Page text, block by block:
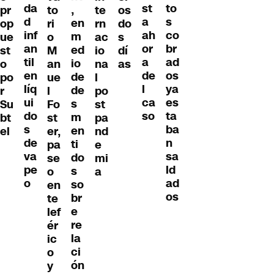
pr
op
ue
st
o
po
r
Su
bt
el
da
d
inf
an
til
en
líq
ui
do
s
de
va
pe
o
to
ri
o
M
an
ue
l
Fo
st
er,
pa
se
o
en
te
lef
ér
ic
o
y
,
en
m
ed
io
de
de
s
m
en
ti
do
s
so
br
e
re
la
ci
ón
te
rn
ac
io
na
l
po
st
pa
nd
e
mi
a
os
do
s
dí
as
st
a
ah
or
a
de
l
ca
so
to
s
co
br
ad
os
ya
es
ta
ba
n
sa
ld
ad
os